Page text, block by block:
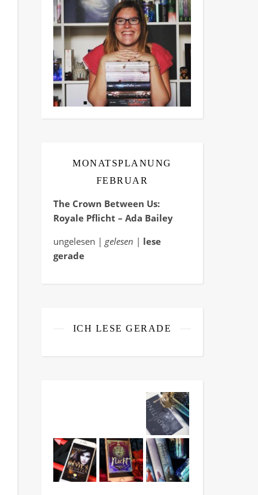
MONATSPLANUNG
FEBRUAR
The Crown Between Us:
Royale Pflicht – Ada Bailey
ungelesen | gelesen | lese
gerade
ICH LESE GERADE